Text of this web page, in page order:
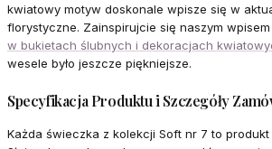
kwiatowy motyw doskonale wpisze się w
florystyczne. Zainspirujcie się naszym
w bukietach ślubnych i dekoracjach
wesele było jeszcze piękniejsze.
Specyfikacja Produktu i Szczegóły
Każda świeczka z kolekcji Soft nr 7 to